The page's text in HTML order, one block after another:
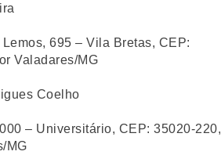
695 – Vila Bretas, CEP:
Valadares/MG
Coelho
– Universitário, CEP: 35020-220,
MG